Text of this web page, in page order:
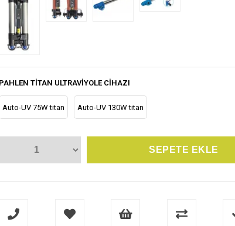
PAHLEN TITAN ULTRAVIYOLE CIHAZI
Auto-UV 75W titan Auto-UV 130W titan